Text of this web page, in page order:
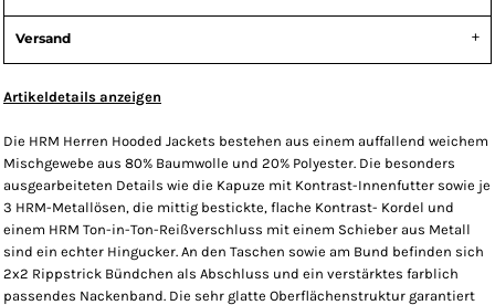
Versand
Artikeldetails anzeigen
Die HRM Herren Hooded Jackets bestehen aus einem auffallend weichem
Mischgewebe aus 80% Baumwolle und 20% Polyester. Die besonders
ausgearbeiteten Details wie die Kapuze mit Kontrast-Innenfutter sowie je
3 HRM-Metallösen, die mittig bestickte, flache Kontrast- Kordel und
einem HRM Ton-in-Ton-Reißverschluss mit einem Schieber aus Metall
sind ein echter Hingucker. An den Taschen sowie am Bund befinden sich
2x2 Rippstrick Bündchen als Abschluss und ein verstärktes farblich
passendes Nackenband. Die sehr glatte Oberflächenstruktur garantiert